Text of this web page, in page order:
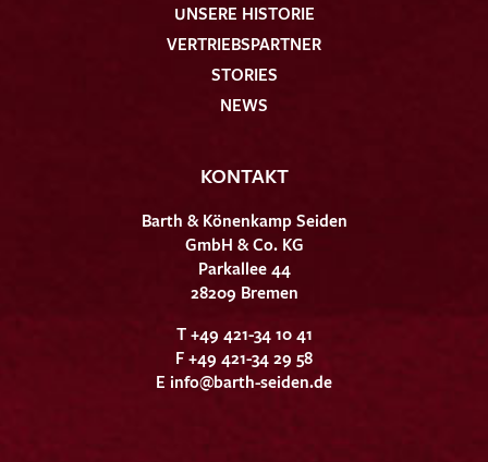
UNSERE HISTORIE
VERTRIEBSPARTNER
STORIES
NEWS
KONTAKT
Barth & Könenkamp Seiden
GmbH & Co. KG
Parkallee 44
28209 Bremen
T +49 421-34 10 41
F +49 421-34 29 58
E info@barth-seiden.de